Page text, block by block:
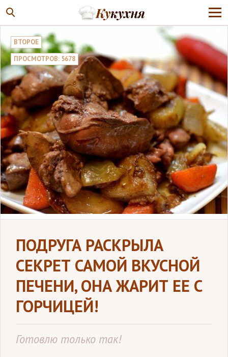
ВТОРОЕ
ПРОСМОТРОВ: 5678
ПОДРУГА РАСКРЫЛА
СЕКРЕТ САМОЙ ВКУСНОЙ
ПЕЧЕНИ, ОНА ЖАРИТ ЕЕ С
ГОРЧИЦЕЙ!
Готовлю только так!